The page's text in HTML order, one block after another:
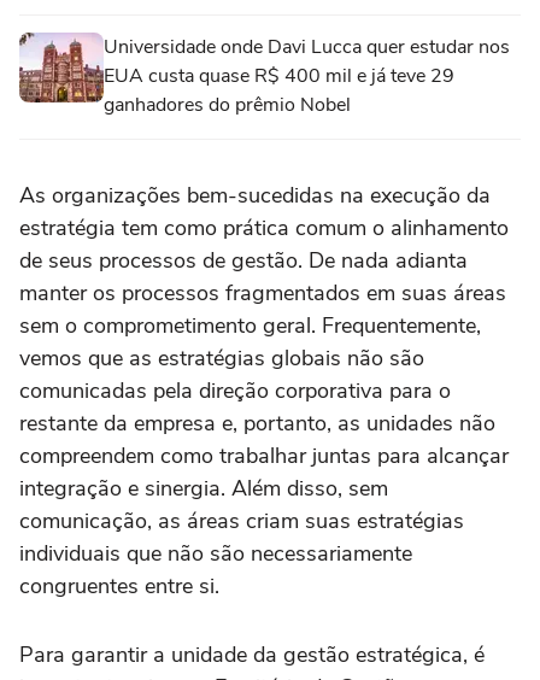
Universidade onde Davi Lucca quer estudar nos
EUA custa quase R$ 400 mil e já teve 29
ganhadores do prêmio Nobel
As organizações bem-sucedidas na execução da
estratégia tem como prática comum o alinhamento
de seus processos de gestão. De nada adianta
manter os processos fragmentados em suas áreas
sem o comprometimento geral. Frequentemente,
vemos que as estratégias globais não são
comunicadas pela direção corporativa para o
restante da empresa e, portanto, as unidades não
compreendem como trabalhar juntas para alcançar
integração e sinergia. Além disso, sem
comunicação, as áreas criam suas estratégias
individuais que não são necessariamente
congruentes entre si.
Para garantir a unidade da gestão estratégica, é